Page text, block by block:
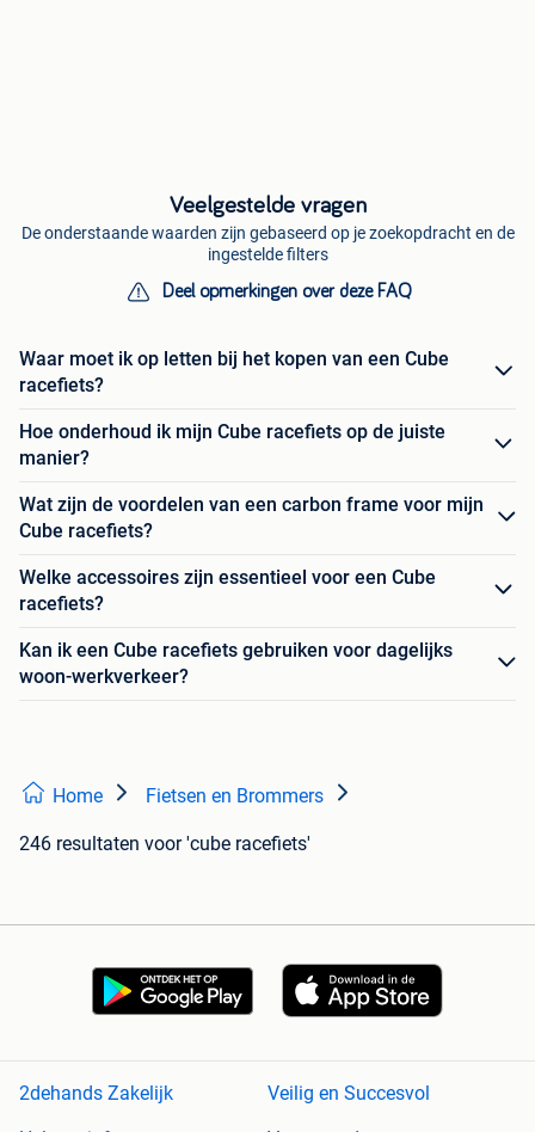
Veelgestelde vragen
De onderstaande waarden zijn gebaseerd op je zoekopdracht en de
ingestelde filters
Deel opmerkingen over deze FAQ
Waar moet ik op letten bij het kopen van een Cube
racefiets?
Hoe onderhoud ik mijn Cube racefiets op de juiste
manier?
Wat zijn de voordelen van een carbon frame voor mijn
Cube racefiets?
Welke accessoires zijn essentieel voor een Cube
racefiets?
Kan ik een Cube racefiets gebruiken voor dagelijks
woon-werkverkeer?
Home Fietsen en Brommers
246 resultaten voor 'cube racefiets'
2dehands Zakelijk
Veilig en Succesvol